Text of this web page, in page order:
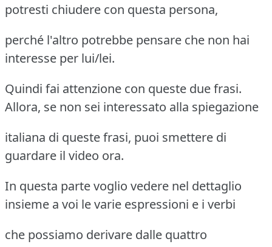
potresti chiudere con questa persona,
perché l'altro potrebbe pensare che non hai
interesse per lui/lei.
Quindi fai attenzione con queste due frasi.
Allora, se non sei interessato alla spiegazione
italiana di queste frasi, puoi smettere di
guardare il video ora.
In questa parte voglio vedere nel dettaglio
insieme a voi le varie espressioni e i verbi
che possiamo derivare dalle quattro